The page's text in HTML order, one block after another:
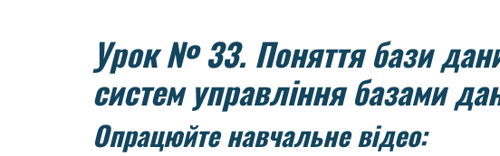
Урок № 33. Поняття бази
систем управління базами
Опрацюйте навчальне відео: